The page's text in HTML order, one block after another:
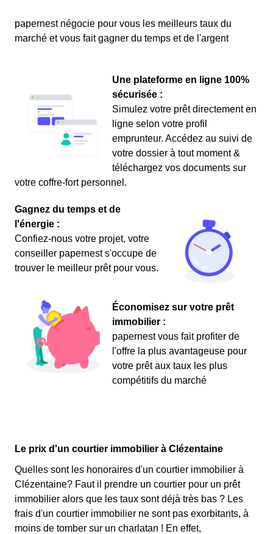
papernest négocie pour vous les meilleurs taux du
marché et vous fait gagner du temps et de l'argent
Une plateforme en ligne 100%
sécurisée :
Simulez votre prêt directement en
ligne selon votre profil
emprunteur. Accédez au suivi de
votre dossier à tout moment &
téléchargez vos documents sur
votre coffre-fort personnel.
Gagnez du temps et de
l'énergie :
Confiez-nous votre projet, votre
conseiller papernest s'occupe de
trouver le meilleur prêt pour vous.
Économisez sur votre prêt
immobilier :
papernest vous fait profiter de
l'offre la plus avantageuse pour
votre prêt aux taux les plus
compétitifs du marché
Le prix d'un courtier immobilier à Clézentaine
Quelles sont les honoraires d'un courtier immobilier à
Clézentaine? Faut il prendre un courtier pour un prêt
immobilier alors que les taux sont déjà très bas ? Les
frais d'un courtier immobilier ne sont pas exorbitants, à
moins de tomber sur un charlatan ! En effet,